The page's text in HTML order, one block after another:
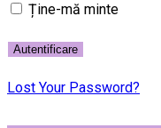
Ține-mă minte
Lost Your Password?